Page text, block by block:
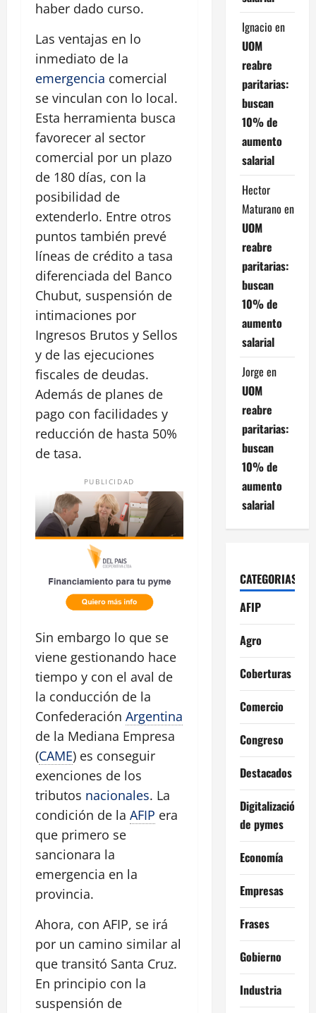
haber dado curso.
Las ventajas en lo
inmediato de la
emergencia comercial
se vinculan con lo local.
Esta herramienta busca
favorecer al sector
comercial por un plazo
de 180 días, con la
posibilidad de
extenderlo. Entre otros
puntos también prevé
líneas de crédito a tasa
diferenciada del Banco
Chubut, suspensión de
intimaciones por
Ingresos Brutos y Sellos
y de las ejecuciones
fiscales de deudas.
Además de planes de
pago con facilidades y
reducción de hasta 50%
de tasa.
PUBLICIDAD
Sin embargo lo que se
viene gestionando hace
tiempo y con el aval de
la conducción de la
Confederación Argentina
de la Mediana Empresa
(CAME) es conseguir
exenciones de los
tributos nacionales. La
condición de la AFIP era
que primero se
sancionara la
emergencia en la
provincia.
Ahora, con AFIP, se irá
por un camino similar al
que transitó Santa Cruz.
En principio con la
suspensión de
Ignacio en
UOM
reabre
paritarias:
buscan
10% de
aumento
salarial
Hector
Maturano en
UOM
reabre
paritarias:
buscan
10% de
aumento
salarial
Jorge en
UOM
reabre
paritarias:
buscan
10% de
aumento
salarial
CATEGORIAS
AFIP
Agro
Coberturas
Comercio
Congreso
Destacados
Digitalización
de pymes
Economía
Empresas
Frases
Gobierno
Industria